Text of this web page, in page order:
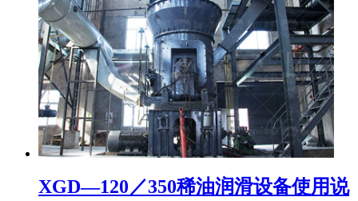
XGD—120／350稀油润滑设备使用说